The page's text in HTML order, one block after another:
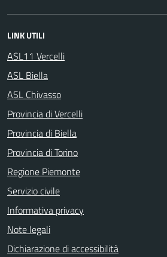
LINK UTILI
ASL11 Vercelli
ASL Biella
ASL Chivasso
Provincia di Vercelli
Provincia di Biella
Provincia di Torino
Regione Piemonte
Servizio civile
Informativa privacy
Note legali
Dichiarazione di accessibilità